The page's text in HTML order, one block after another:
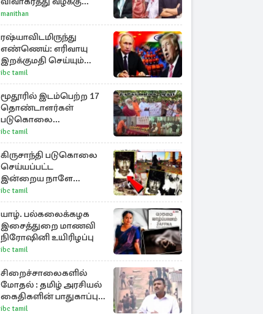
வாபஸ்! விஜய்யுடன்
மீண்டும் இணைவாரா?
manithan
ரஷ்யாவிடமிருந்து
எண்ணெய்: எரிவாயு
இறக்குமதி செய்யும்
நாடுகளுக்கு பேரிடி!
ibc tamil
மூதூரில் இடம்பெற்ற 17
தொண்டாளர்கள்
படுகொலை
நினைவேந்தல்!
ibc tamil
கிருசாந்தி படுகொலை
செய்யப்பட்ட
இன்றைய நாளே
செம்மணி
இனப்படுகொலை
தினம்…!
ibc tamil
யாழ். பல்கலைக்கழக
இசைத்துறை மாணவி
நிரோஷினி உயிரிழப்பு
ibc tamil
சிறைச்சாலைகளில்
மோதல் : தமிழ் அரசியல்
கைதிகளின் பாதுகாப்பு
தொடர்பில் அச்சம்
ibc tamil